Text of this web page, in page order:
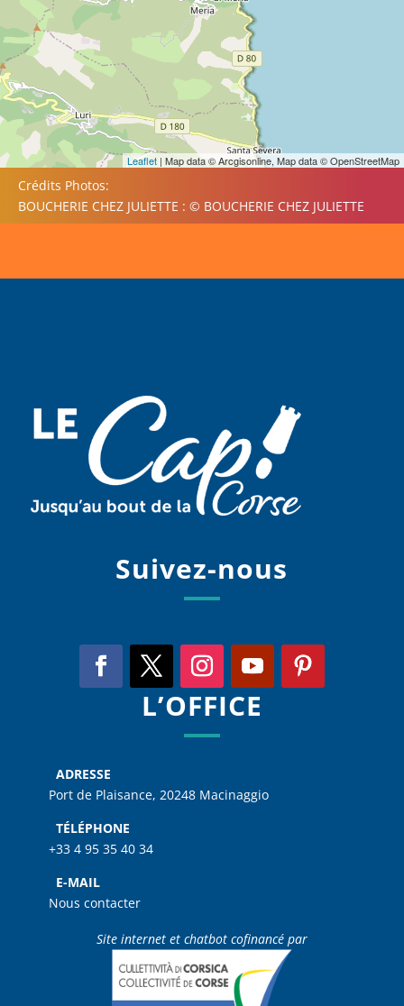
Leaflet | Map data © Arcgisonline, Map data © OpenStreetMap
Crédits Photos:
BOUCHERIE CHEZ JULIETTE : © BOUCHERIE CHEZ JULIETTE
Suivez-nous
L’OFFICE
ADRESSE
Port de Plaisance, 20248 Macinaggio
TÉLÉPHONE
+33 4 95 35 40 34
E-MAIL
Nous contacter
Site internet et chatbot cofinancé par